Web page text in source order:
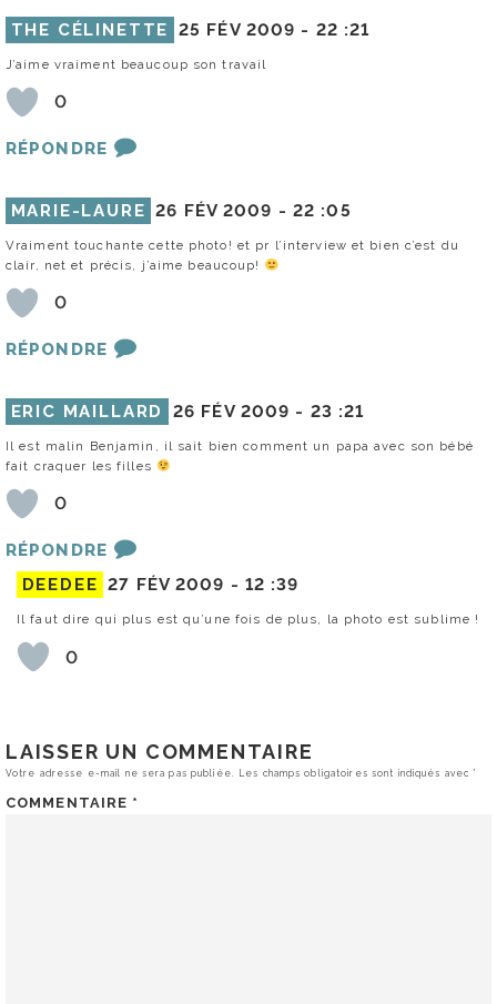
THE CÉLINETTE 25 FÉV 2009 - 22 :21
J’aime vraiment beaucoup son travail
0
RÉPONDRE
MARIE-LAURE 26 FÉV 2009 - 22 :05
Vraiment touchante cette photo! et pr l’interview et bien c’est du
clair, net et précis, j’aime beaucoup!
0
RÉPONDRE
ERIC MAILLARD 26 FÉV 2009 - 23 :21
Il est malin Benjamin, il sait bien comment un papa avec son bébé
fait craquer les filles
0
RÉPONDRE
DEEDEE 27 FÉV 2009 - 12 :39
Il faut dire qui plus est qu’une fois de plus, la photo est sublime !
0
LAISSER UN COMMENTAIRE
Votre adresse e-mail ne sera pas publiée. Les champs obligatoires sont indiqués avec*
COMMENTAIRE *